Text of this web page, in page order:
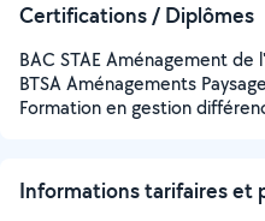
Certifications / Diplômes
BAC STAE Aménagement de
BTSA Aménagements
Formation en gestion
Informations tarifaires et